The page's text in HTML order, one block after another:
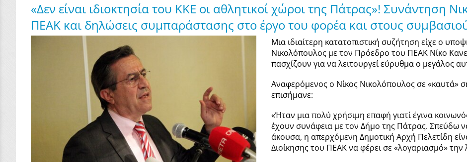
«Δεν είναι ιδιοκτησία του ΚΚΕ οι αθλητικοί χώροι της Πάτρας»! Συνάντηση
ΠΕΑΚ και δηλώσεις συμπαράστασης στο έργο του φορέα και στους
Μια ιδιαίτερη κατατοπιστική συζήτηση είχε ο
Νικολόπουλος με τον Πρόεδρο του ΠΕΑΚ Νίκο
πασχίζουν για να λειτουργεί εύρυθμα ο μεγάλος
Αναφερόμενος ο Νίκος Νικολόπουλος σε «καυτά»
επισήμανε:
«Ήταν μια πολύ χρήσιμη επαφή γιατί έγινα
έχουν συνάφεια με τον Δήμο της Πάτρας. Σπεύδω
άκουσα, η απερχόμενη Δημοτική Αρχή Πελετίδη
Διοίκησης του ΠΕΑΚ να φέρει σε «λογαριασμό»